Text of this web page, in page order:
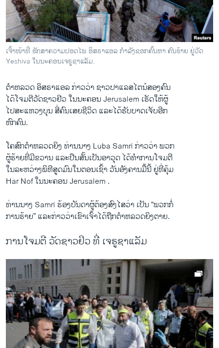
ວິທະຍາສາດ-ເທັກໂນໂລຈີ
ທຸລະກິດ
ພາສາອັງກິດ
ວີດີໂອ
ລາຍການກະຈາຍສຽງ
ລາຍງານ
ຕິດຕາມພວກເຮົາ ທີ່
ພາສາຕ່າງໆ
ເຈົ້າໜ້າທີ່ ຮັກສາຄວາມປອດໄພ ອິສຣາແອລ ກຳລັງຊອກຄົ້ນຫາ ຄົນຮ້າຍ ຢູ່ວັດ
Yeshiva ໃນນະຄອນເຈຣູຊາແລັມ.
ຕຳຫລວດ ອິສຣາ​ແອ​ລ ກ່າວ​ວ່າ ຊາວ​ປາ​ແລ​ສ​ໄຕ​ນ໌ສອງ​ຄົນ
​ໄດ້​ໂຈມ​ຕີ​ວັດ​ຊາວ​ຢີວ ​ໃນ​ນະຄອນ Jerusalem ​ເຮັດ​ໃຫ້ຜູ້​
ໄປ​ສ​ະ​ແຫວ​ງບຸນ ສີ່​ຄົນ​ເສຍ​ຊີວິດ ​ແລະ​ໄດ້​ຮັບ​ບາດ​ເຈັບ​ອີກ​
ຫົກ​ຄົນ.
ໂຄສົກ​ຕຳຫລວດ​ຍິງ ທ່ານ​ນາງ Luba Samri ກ່າວ​ວ່າ ພວກ​
ຜູ້ຮ້າ​ຍທີ່ມີ​ຂວານ ​ແລະ​ປືນ​ສັ້ນເປັນອາວຸດ ​ໄດ້ທຳການໂຈມ​ຕີ
​ໃນລະຫວ່າງພິທີສູດ​ມົນໃນຕອນ​ເຊົ້າ ວັນ​ອັງຄານ​ມື້​ນີ້​ ຢູ່​ທີ່ຄຸ້ມ
Har Nof ໃນນະຄອນ Jerusalem .
ທ່ານ​ນາງ Samri ຮ້ອງບັນດາ​ຜູ້​ຕ້ອງ​ສົງ​ໄສ​ວ່າ​ ເປັນ “ພວກ​ກໍ່​
ການ​ຮ້າຍ” ​ແລະ​ກ່າວ​ວ່າເຂົາ​ເຈົ້າ​ໄດ້​ຖືກ​ຕຳຫລວດຍິງ​ຕາຍ​.
ການໂຈມຕີ ວັດຊາວຢິວ ທີ່ ເຈຣູຊາແລັມ